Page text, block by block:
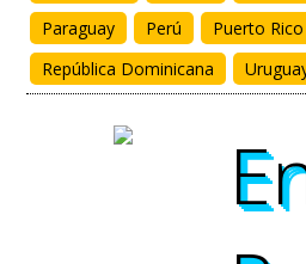
Paraguay
Perú
Puerto Rico
República Dominicana